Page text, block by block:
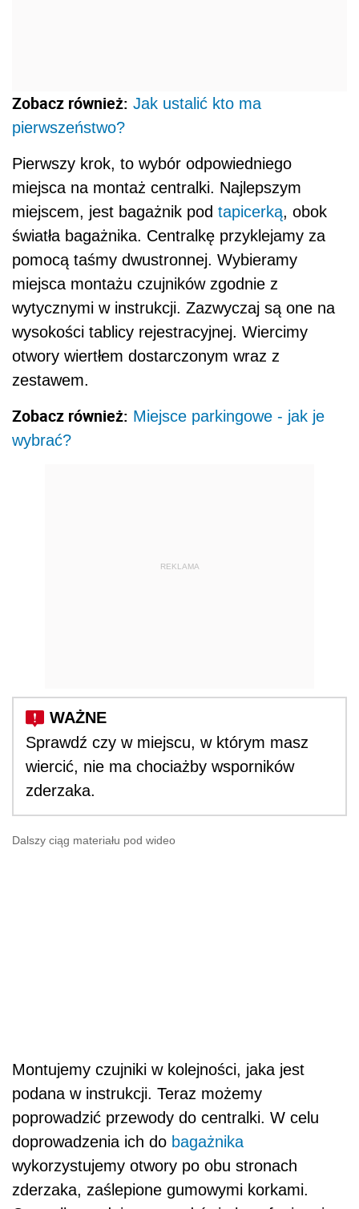
Zobacz również: Jak ustalić kto ma
pierwszeństwo?
Pierwszy krok, to wybór odpowiedniego
miejsca na montaż centralki. Najlepszym
miejscem, jest bagażnik pod tapicerką, obok
światła bagażnika. Centralkę przyklejamy za
pomocą taśmy dwustronnej. Wybieramy
miejsca montażu czujników zgodnie z
wytycznymi w instrukcji. Zazwyczaj są one na
wysokości tablicy rejestracyjnej. Wiercimy
otwory wiertłem dostarczonym wraz z
zestawem.
Zobacz również: Miejsce parkingowe - jak je
wybrać?
REKLAMA
Sprawdź czy w miejscu, w którym masz
wiercić, nie ma chociażby wsporników
zderzaka.
Dalszy ciąg materiału pod wideo
Montujemy czujniki w kolejności, jaka jest
podana w instrukcji. Teraz możemy
poprowadzić przewody do centralki. W celu
doprowadzenia ich do bagażnika
wykorzystujemy otwory po obu stronach
zderzaka, zaślepione gumowymi korkami.